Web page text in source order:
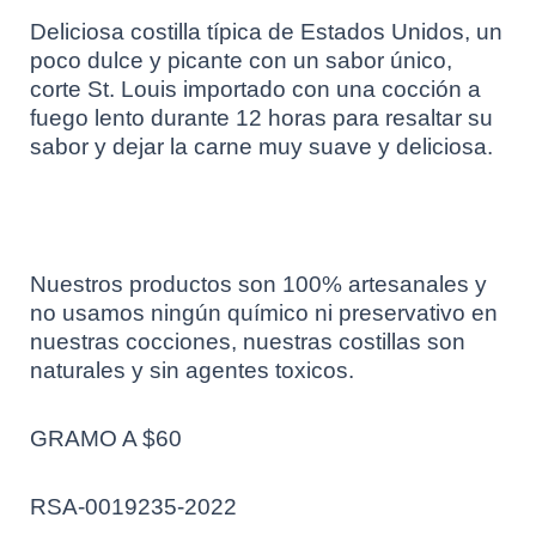
Deliciosa costilla típica de Estados Unidos, un
poco dulce y picante con un sabor único,
corte St. Louis importado con una cocción a
fuego lento durante 12 horas para resaltar su
sabor y dejar la carne muy suave y deliciosa.
Nuestros productos son 100% artesanales y
no usamos ningún químico ni preservativo en
nuestras cocciones, nuestras costillas son
naturales y sin agentes toxicos.
GRAMO A $60
RSA-0019235-2022